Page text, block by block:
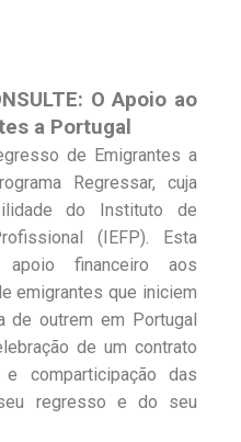
O Apoio ao
a Portugal
de Emigrantes a
Regressar, cuja
do Instituto de
(IEFP). Esta
financeiro aos
emigrantes que iniciem
de outrem em Portugal
de um contrato
comparticipação das
regresso e do seu